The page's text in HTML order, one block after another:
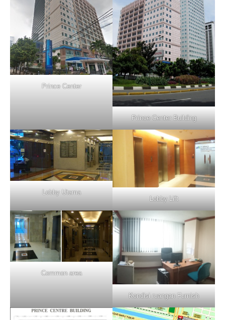
Prince Center
Prince Center Building
Lobby Utama
Lobby Lift
Common area
Kondisi ruangan Furnish